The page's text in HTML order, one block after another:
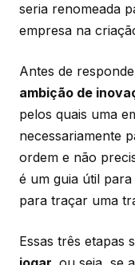
seria renomeada
empresa na
Antes de
ambição de
pelos quais uma
necessariamente
ordem e não
é um guia útil
para traçar uma
Essas três etapas